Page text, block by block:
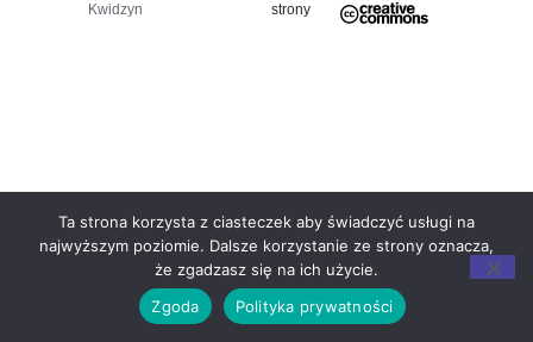
Kwidzyn
strony
Ta strona korzysta z ciasteczek aby świadczyć usługi na
najwyższym poziomie. Dalsze korzystanie ze strony oznacza,
że zgadzasz się na ich użycie.
Zgoda
Polityka prywatności